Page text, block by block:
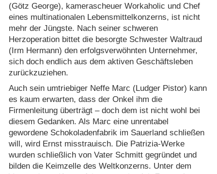
(Götz George), kamerascheuer Workaholic und Chef
eines multinationalen Lebensmittelkonzerns, ist nicht
mehr der Jüngste. Nach seiner schweren
Herzoperation bittet die besorgte Schwester Waltraud
(Irm Hermann) den erfolgsverwöhnten Unternehmer,
sich doch endlich aus dem aktiven Geschäftsleben
zurückzuziehen.
Auch sein umtriebiger Neffe Marc (Ludger Pistor) kann
es kaum erwarten, dass der Onkel ihm die
Firmenleitung überträgt – doch dem ist nicht wohl bei
diesem Gedanken. Als Marc eine unrentabel
gewordene Schokoladenfabrik im Sauerland schließen
will, wird Ernst misstrauisch. Die Patrizia-Werke
wurden schließlich von Vater Schmitt gegründet und
bilden die Keimzelle des Weltkonzerns. Unter dem